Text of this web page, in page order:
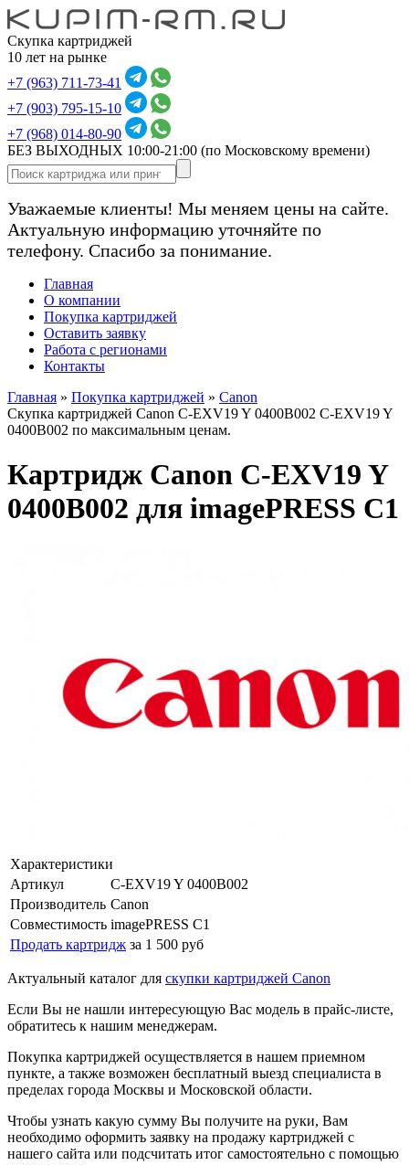
Скупка картриджей
10 лет на рынке
+7 (963) 711-73-41
+7 (903) 795-15-10
+7 (968) 014-80-90
БЕЗ ВЫХОДНЫХ 10:00-21:00 (по Московскому времени)
Уважаемые клиенты! Мы меняем цены на сайте.
Актуальную информацию уточняйте по
телефону. Спасибо за понимание.
Главная
О компании
Покупка картриджей
Оставить заявку
Работа с регионами
Контакты
Главная » Покупка картриджей » Canon
Скупка картриджей Canon C-EXV19 Y 0400B002 C-EXV19 Y
0400B002 по максимальным ценам.
Картридж Canon C-EXV19 Y
0400B002 для imagePRESS C1
Характеристики
Артикул
C-EXV19 Y 0400B002
Производитель Canon
Совместимость imagePRESS C1
Продать картридж за 1 500 руб
Актуальный каталог для скупки картриджей Canon
Если Вы не нашли интересующую Вас модель в прайс-листе,
обратитесь к нашим менеджерам.
Покупка картриджей осуществляется в нашем приемном
пункте, а также возможен бесплатный выезд специалиста в
пределах города Москвы и Московской области.
Чтобы узнать какую сумму Вы получите на руки, Вам
необходимо оформить заявку на продажу картриджей с
нашего сайта или подсчитать итог самостоятельно с помощью